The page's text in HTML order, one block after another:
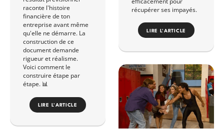
raconte l'histoire
financière de ton
entreprise avant même
qu'elle ne démarre. La
construction de ce
document demande
rigueur et réalisme.
Voici comment le
construire étape par
étape. 📊
LIRE L'ARTICLE
récupérer ses impayés.
LIRE L'ARTICLE